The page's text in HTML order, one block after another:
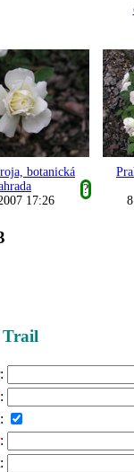
botanická
?
17:26
Trail
:
: